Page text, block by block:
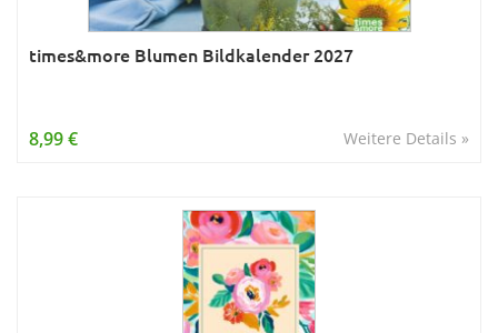
Was ist was
Was ist was; Städte
Young Adult
times&more Blumen Bildkalender 2027
Weitere Details »
8,99 €